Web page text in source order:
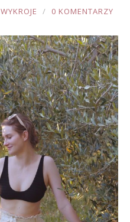
WYKROJE 0 KOMENTARZY